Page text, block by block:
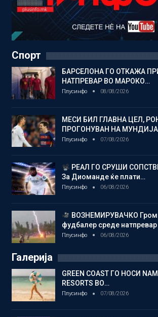
Спорт
БАРСЕЛОНА ГО ОТКАЖА
НАТПРЕВАР ВО МАРОКО…
Плусинфо 08/08/2026
МЕСИ БИЛ ГЛАВНА ЦЕЛ,
ПРОГОНУВАН НА
Плусинфо 07/08/2026
РЕАЛ ГО СРУШИ
За Диоманде ќе плати…
Плусинфо 06/08/2026
ВОЗНЕМИРУВАЧКО Гром
фудбалер среде
Плусинфо 06/08/2026
Галерија
GREEN COAST ГО НОСИ
RESORTS ВО…
Плусинфо 07/08/2026